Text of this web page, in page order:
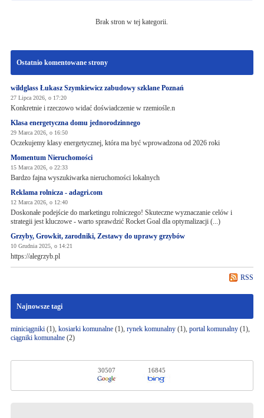
Brak stron w tej kategorii.
Ostatnio komentowane strony
wildglass Łukasz Szymkiewicz zabudowy szklane Poznań
27 Lipca 2026, o 17:20
Konkretnie i rzeczowo widać doświadczenie w rzemiośle.n
Klasa energetyczna domu jednorodzinnego
29 Marca 2026, o 16:50
Oczekujemy klasy energetycznej, która ma być wprowadzona od 2026 roki
Momentum Nieruchomości
15 Marca 2026, o 22:33
Bardzo fajna wyszukiwarka nieruchomości lokalnych
Reklama rolnicza - adagri.com
12 Marca 2026, o 12:40
Doskonałe podejście do marketingu rolniczego! Skuteczne wyznaczanie celów i
strategii jest kluczowe - warto sprawdzić Rocket Goal dla optymalizacji (...)
Grzyby, Growkit, zarodniki, Zestawy do uprawy grzybów
10 Grudnia 2025, o 14:21
https://alegrzyb.pl
RSS
Najnowsze tagi
miniciągniki(1), kosiarki komunalne(1), rynek komunalny(1), portal komunalny(1),
ciągniki komunalne(2)
30507 16845